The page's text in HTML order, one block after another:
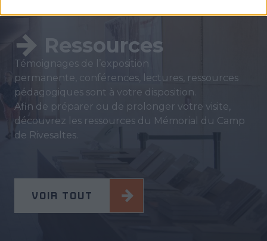
Ressources
Témoignages de l’exposition
permanente, conférences, lectures, ressources
pédagogiques sont à votre disposition.
Afin de préparer ou de prolonger votre visite,
découvrez les ressources du Mémorial du Camp
de Rivesaltes.
VOIR TOUT